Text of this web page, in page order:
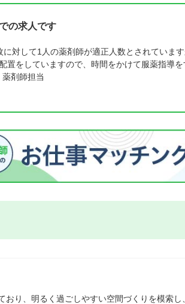
の求人です
対して1人の薬剤師が適正人数とされていま
置をしていますので、時間をかけて服薬指導を
剤師担当
おり、明るく過ごしやすい空間づくりを模索